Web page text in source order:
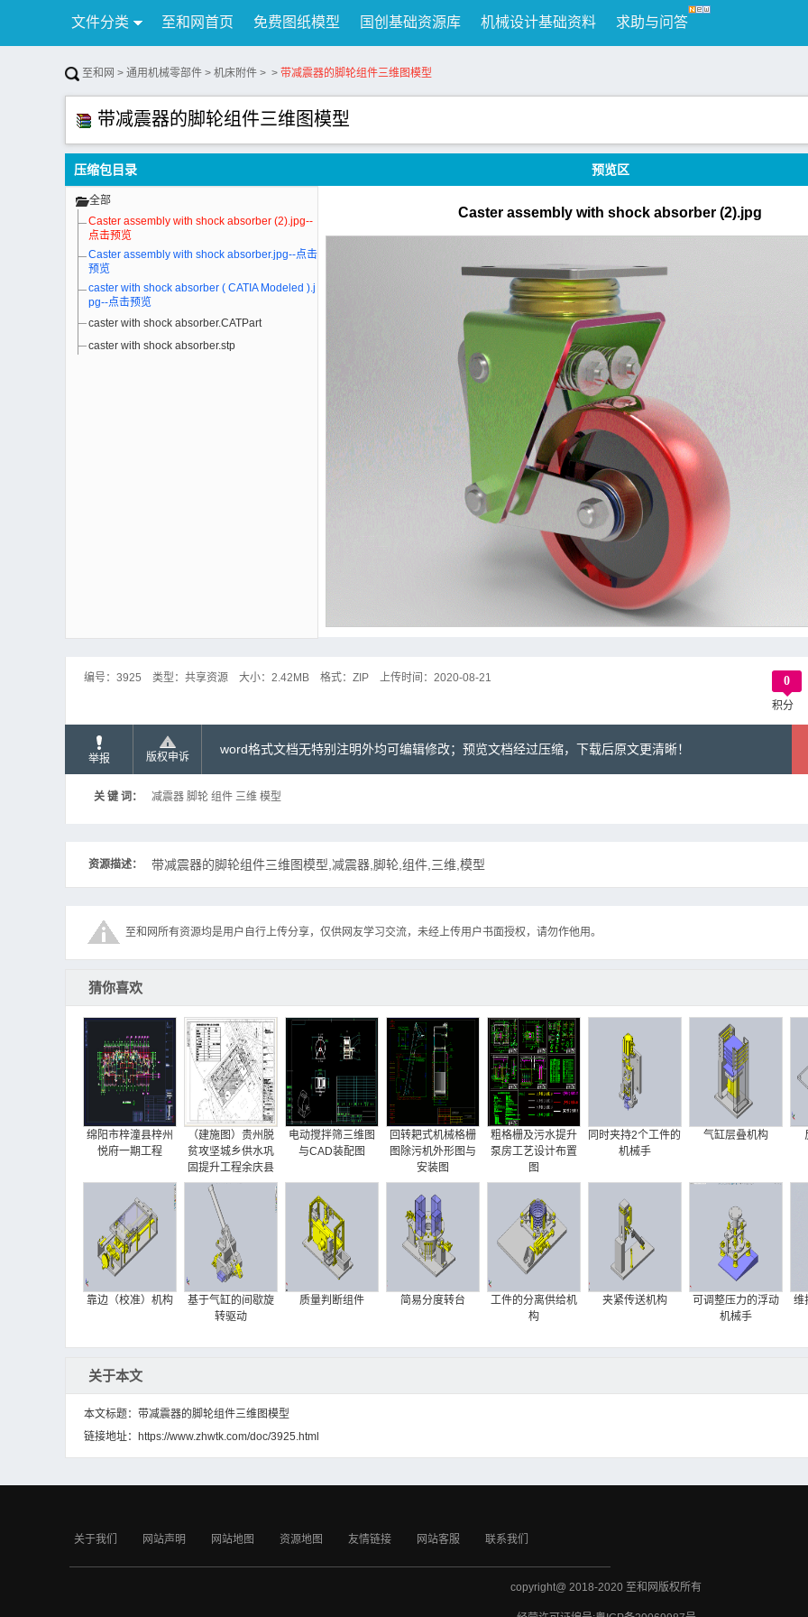
文件分类 至和网首页 免费图纸模型 国创基础资源库 机械设计基础资料 求助与问答
行业资讯 公告 联系我们
至和网 > 通用机械零部件 > 机床附件 > > 带减震器的脚轮组件三维图模型
带减震器的脚轮组件三维图模型
压缩包目录 预览区
全部
Caster assembly with shock absorber (2).jpg--
点击预览
Caster assembly with shock absorber.jpg--点击
预览
caster with shock absorber ( CATIA Modeled ).j
pg--点击预览
caster with shock absorber.CATPart
caster with shock absorber.stp
Caster assembly with shock absorber (2).jpg
编号： 3925 类型： 共享资源 大小： 2.42MB 格式： ZIP 上传时间： 2020-08-21 0
积分
举报 版权申诉
word格式文档无特别注明外均可编辑修改；预览文档经过压缩，下载后原文更清晰！
关 键 词： 减震器 脚轮 组件 三维 模型
资源描述： 带减震器的脚轮组件三维图模型,减震器,脚轮,组件,三维,模型
至和网所有资源均是用户自行上传分享，仅供网友学习交流，未经上传用户书面授权，请勿作他用。
猜你喜欢
绵阳市梓潼县梓州
悦府一期工程
（建施图）贵州脱
贫攻坚城乡供水巩
固提升工程余庆县
项目（生产调度中
电动搅拌筛三维图
与CAD装配图
回转耙式机械格栅
图除污机外形图与
安装图
粗格栅及污水提升
泵房工艺设计布置
图
同时夹持2个工件的
机械手
气缸层叠机构
靠边（校准）机构
基于气缸的间歇旋
转驱动
质量判断组件 简易分度转台
工件的分离供给机
构
夹紧传送机构
可调整压力的浮动
机械手
维
关于本文
本文标题：带减震器的脚轮组件三维图模型
链接地址： https://www.zhwtk.com/doc/3925.html
关于我们 网站声明 网站地图 资源地图 友情链接 网站客服 联系我们
copyright@ 2018-2020 至和网版权所有